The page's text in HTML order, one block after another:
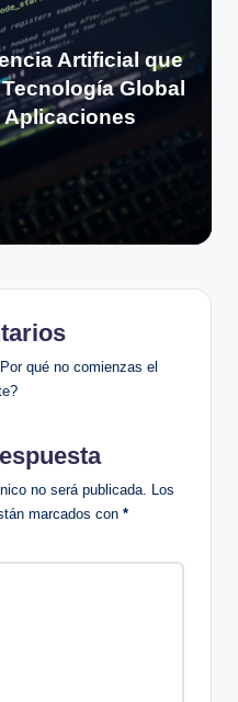
Artificial que
Global
Aplicaciones
qué no comienzas el
no será publicada.
Los
marcados con *